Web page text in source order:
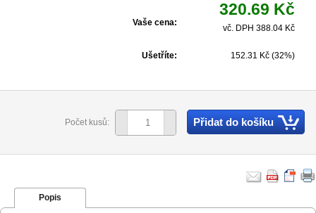
Vaše cena:
320.69 Kč
vč. DPH 388.04 Kč
Ušetříte: 152.31 Kč (32%)
Počet kusů: Přidat do košíku
Popis